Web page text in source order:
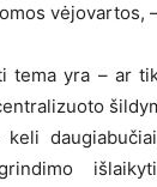
vėjovartos,
tema yra – ar